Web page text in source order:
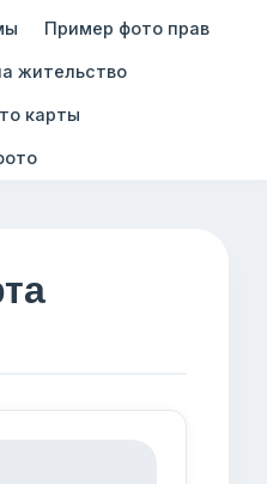
Пример фото прав
жительство
карты